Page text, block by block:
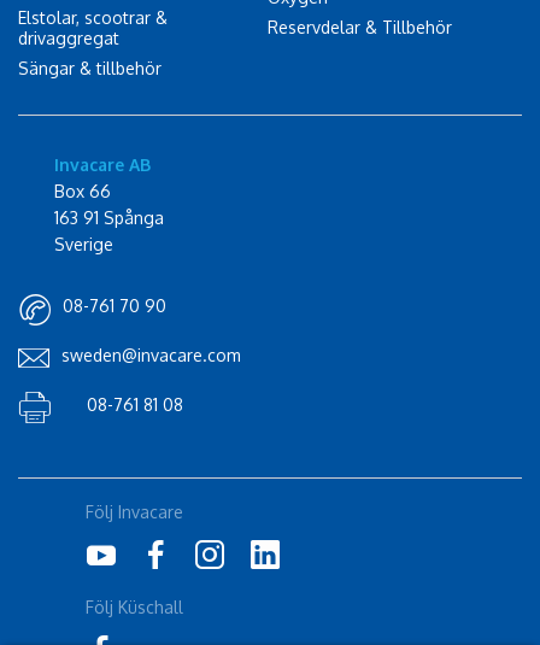
Elstolar, scootrar &
drivaggregat
Sängar & tillbehör
Reservdelar & Tillbehör
Invacare AB
Box 66
163 91 Spånga
Sverige
08-761 70 90
sweden@invacare.com
08-761 81 08
Följ Invacare
Följ Küschall